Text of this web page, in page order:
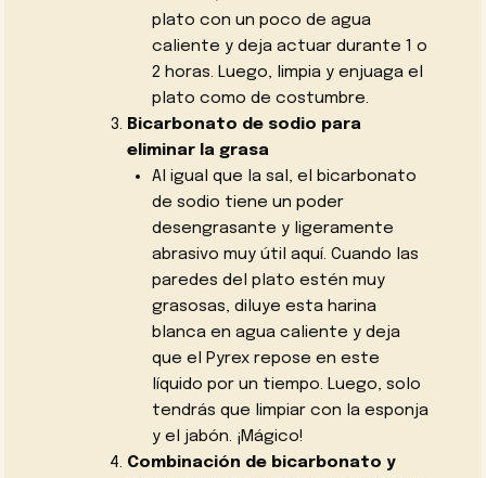
plato con un poco de agua
caliente y deja actuar durante 1 o
2 horas. Luego, limpia y enjuaga el
plato como de costumbre.
Bicarbonato de sodio para
eliminar la grasa
Al igual que la sal, el bicarbonato
de sodio tiene un poder
desengrasante y ligeramente
abrasivo muy útil aquí. Cuando las
paredes del plato estén muy
grasosas, diluye esta harina
blanca en agua caliente y deja
que el Pyrex repose en este
líquido por un tiempo. Luego, solo
tendrás que limpiar con la esponja
y el jabón. ¡Mágico!
Combinación de bicarbonato y